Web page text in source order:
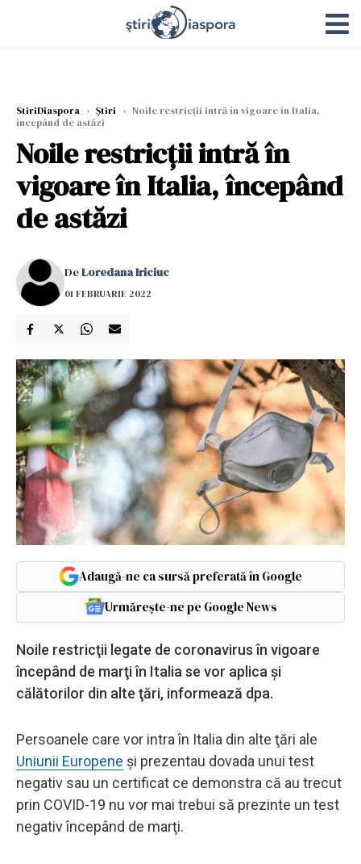
StiriDiaspora › Știri › Noile restricții intră în vigoare în Italia,
începând de astăzi
Noile restricții intră în
vigoare în Italia, începând
de astăzi
DeLoredana Iriciuc
01 FEBRUARIE 2022
Adaugă-ne ca sursă preferată în Google
Urmărește-ne pe Google News
Noile restricţii legate de coronavirus în vigoare
începând de marţi în Italia se vor aplica şi
călătorilor din alte ţări, informează dpa.
Persoanele care vor intra în Italia din alte ţări ale
Uniunii Europene şi prezentau dovada unui test
negativ sau un certificat ce demonstra că au trecut
prin COVID-19 nu vor mai trebui să prezinte un test
negativ începând de marţi.